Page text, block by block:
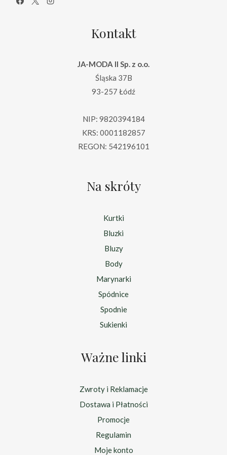
Kontakt
JA-MODA II Sp. z o.o.
Śląska 37B
93-257 Łódź
NIP: 9820394184
KRS: 0001182857
REGON: 542196101
Na skróty
Kurtki
Bluzki
Bluzy
Body
Marynarki
Spódnice
Spodnie
Sukienki
Ważne linki
Zwroty i Reklamacje
Dostawa i Płatności
Promocje
Regulamin
Moje konto